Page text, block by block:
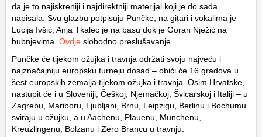
da je to najiskreniji i najdirektniji materijal koji je do sada
napisala. Svu glazbu potpisuju Punčke, na gitari i vokalima je
Lucija Ivšić, Anja Tkalec je na basu dok je Goran Nježić na
bubnjevima. Ovdje slobodno preslušavanje.
Punčke će tijekom ožujka i travnja održati svoju najveću i
najznačajniju europsku turneju dosad – obići će 16 gradova u
šest europskih zemalja tijekom ožujka i travnja. Osim Hrvatske,
nastupit će i u Sloveniji, Češkoj, Njemačkoj, Švicarskoj i Italiji – u
Zagrebu, Mariboru, Ljubljani, Brnu, Leipzigu, Berlinu i Bochumu
sviraju u ožujku, a u Aachenu, Plauenu, Münchenu,
Kreuzlingenu, Bolzanu i Zero Brancu u travnju.